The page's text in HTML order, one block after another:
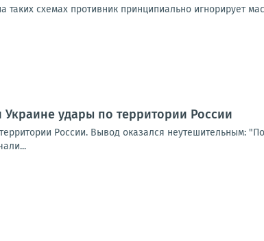
таких схемах противник принципиально игнорирует
удары по территории России
России. Вывод оказался неутешительным: